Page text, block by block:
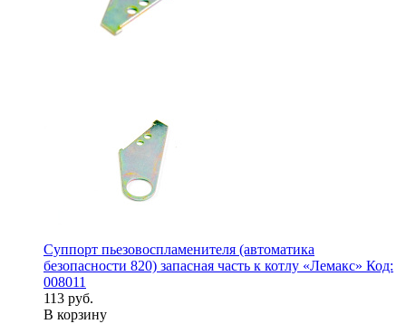
Суппорт пьезовоспламенителя (автоматика
безопасности 820) запасная часть к котлу «Лемакс» Код:
008011
113 руб.
В корзину